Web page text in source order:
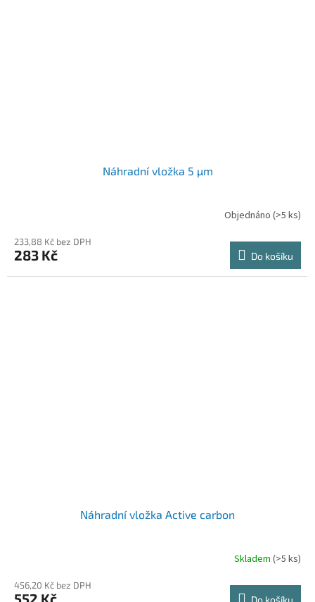
Náhradní vložka 5 µm
Objednáno (>5 ks)
233,88 Kč bez DPH
283 Kč Do košíku
Náhradní vložka Active carbon
Skladem (>5 ks)
456,20 Kč bez DPH
552 Kč